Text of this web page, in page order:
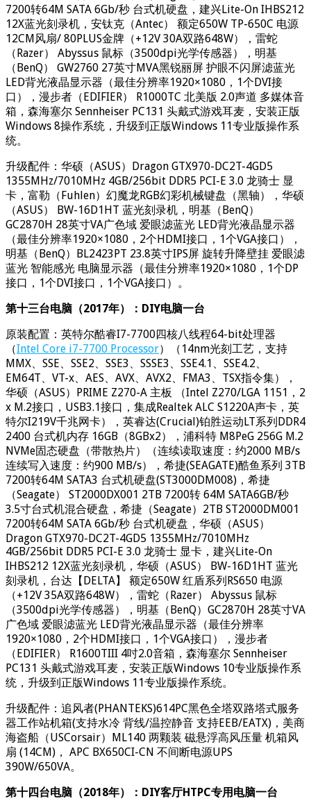
7200转64M SATA 6Gb/秒 台式机硬盘，建兴Lite-On IHBS212
12X蓝光刻录机，安钛克（Antec） 额定650W TP-650C 电源
12CM风扇/ 80PLUS金牌（+12V 30A双路648W），雷蛇
（Razer） Abyssus 鼠标（3500dpi光学传感器），明基
（BenQ） GW2760 27英寸MVA黑锐丽屏 护眼不闪屏滤蓝光
LED背光液晶显示器（最佳分辨率1920×1080，1个DVI接
口），漫步者（EDIFIER） R1000TC 北美版 2.0声道 多媒体音
箱，森海塞尔 Sennheiser PC131 头戴式游戏耳麦，安装正版
Windows 8操作系统，升级到正版Windows 11专业版操作系
统。
升级配件：华硕（ASUS）Dragon GTX970-DC2T-4GD5
1355MHz/7010MHz 4GB/256bit DDR5 PCI-E 3.0 龙骑士 显
卡，富勒（Fuhlen）幻魔龙RGB幻彩机械键盘（黑轴），华硕
（ASUS） BW-16D1HT 蓝光刻录机，明基（BenQ）
GC2870H 28英寸VA广色域 爱眼滤蓝光 LED背光液晶显示器
（最佳分辨率1920×1080，2个HDMI接口，1个VGA接口），
明基（BenQ）BL2423PT 23.8英寸IPS屏 旋转升降壁挂 爱眼滤
蓝光 智能感光 电脑显示器（最佳分辨率1920×1080，1个DP
接口，1个DVI接口，1个VGA接口）。
第十三台电脑（2017年）：DIY电脑一台
原装配置：英特尔酷睿I7-7700四核八线程64-bit处理器
（Intel Core i7-7700 Processor）（14nm光刻工艺，支持
MMX、SSE、SSE2、SSE3、SSSE3、SSE4.1、SSE4.2、
EM64T、VT-x、AES、AVX、AVX2、FMA3、TSX指令集），
华硕（ASUS）PRIME Z270-A 主板 （Intel Z270/LGA 1151，2
x M.2接口，USB3.1接口，集成Realtek ALC S1220A声卡，英
特尔I219V千兆网卡），英睿达(Crucial)铂胜运动LT系列DDR4
2400 台式机内存 16GB（8GBx2），浦科特 M8PeG 256G M.2
NVMe固态硬盘（带散热片）（连续读取速度：约2000 MB/s
连续写入速度：约900 MB/s），希捷(SEAGATE)酷鱼系列 3TB
7200转64M SATA3 台式机硬盘(ST3000DM008)，希捷
（Seagate） ST2000DX001 2TB 7200转 64M SATA6GB/秒
3.5寸台式机混合硬盘，希捷（Seagate）2TB ST2000DM001
7200转64M SATA 6Gb/秒 台式机硬盘，华硕（ASUS）
Dragon GTX970-DC2T-4GD5 1355MHz/7010MHz
4GB/256bit DDR5 PCI-E 3.0 龙骑士 显卡，建兴Lite-On
IHBS212 12X蓝光刻录机，华硕（ASUS） BW-16D1HT 蓝光
刻录机，台达【DELTA】 额定650W 红盾系列RS650 电源
（+12V 35A双路648W），雷蛇（Razer） Abyssus 鼠标
（3500dpi光学传感器），明基（BenQ）GC2870H 28英寸VA
广色域 爱眼滤蓝光 LED背光液晶显示器（最佳分辨率
1920×1080，2个HDMI接口，1个VGA接口），漫步者
（EDIFIER） R1600TIII 4吋2.0音箱，森海塞尔 Sennheiser
PC131 头戴式游戏耳麦，安装正版Windows 10专业版操作系
统，升级到正版Windows 11专业版操作系统。
升级配件：追风者(PHANTEKS)614PC黑色全塔双路塔式服务
器工作站机箱(支持水冷 背线/温控静音 支持EEB/EATX)，美商
海盗船（USCorsair）ML140 两颗装 磁悬浮高风压量 机箱风
扇 (14CM)， APC BX650CI-CN 不间断电源UPS
390W/650VA。
第十四台电脑（2018年）：DIY客厅HTPC专用电脑一台